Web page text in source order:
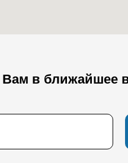
в ближайшее